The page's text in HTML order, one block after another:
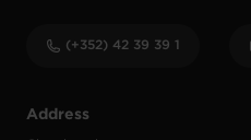
Address
(+352) 42 39 39 1